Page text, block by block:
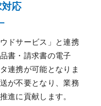
対応
ドサービス」と連携
書・請求書の電子
連携が可能となりま
が不要となり、業務
進に貢献します。